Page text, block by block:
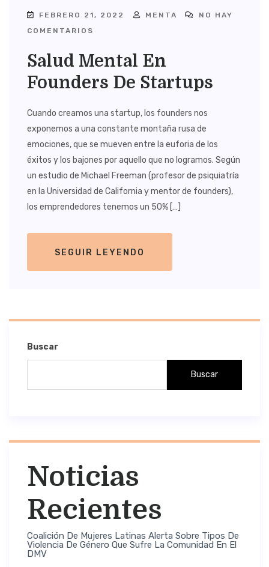
FEBRERO 21, 2022 MENTA
NO HAY
COMENTARIOS
Salud Mental En
Founders De Startups
Cuando creamos una startup, los founders nos
exponemos a una constante montaña rusa de
emociones, que se mueven entre la euforia de los
éxitos y los bajones por aquello que no logramos. Según
un estudio de Michael Freeman (profesor de psiquiatría
en la Universidad de California y mentor de founders),
los emprendedores tenemos un 50% […]
SEGUIR LEYENDO
Buscar
Buscar
Noticias
Recientes
Coalición De Mujeres Latinas Alerta Sobre Tipos De
Violencia De Género Que Sufre La Comunidad En El
DMV